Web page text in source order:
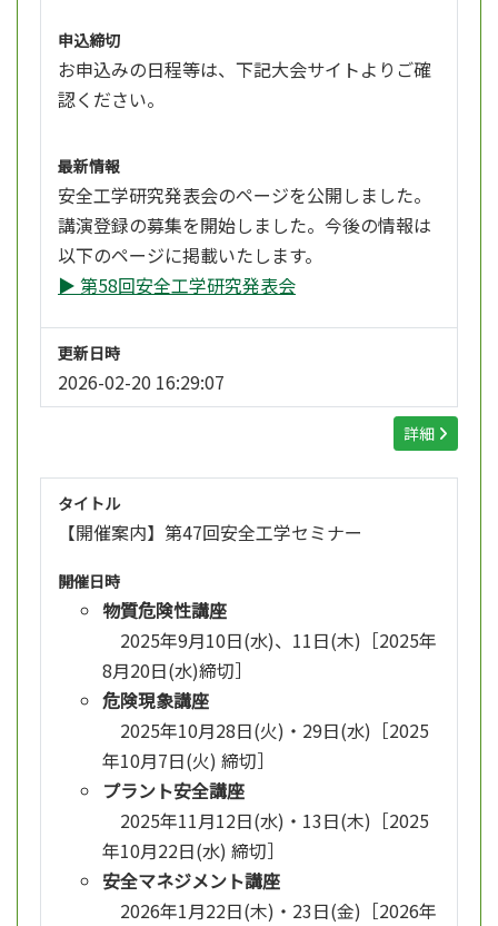
申込締切
お申込みの日程等は、 下記大会サイトよりご確
認ください。
最新情報
安全工学研究発表会のページを公開しました。
講演登録の募集を開始しました。今後の情報は
以下のページに掲載いたします。
▶ 第58回安全工学研究発表会
更新日時
2026-02-20 16:29:07
詳細
タイトル
【開催案内】第47回安全工学セミナー
開催日時
物質危険性講座
2025年9月10日(水)、11日(木)［2025年
8月20日(水)締切］
危険現象講座
2025年10月28日(火)・29日(水)［2025
年10月7日(火) 締切］
プラント安全講座
2025年11月12日(水)・13日(木)［2025
年10月22日(水) 締切］
安全マネジメント講座
2026年1月22日(木)・23日(金)［2026年